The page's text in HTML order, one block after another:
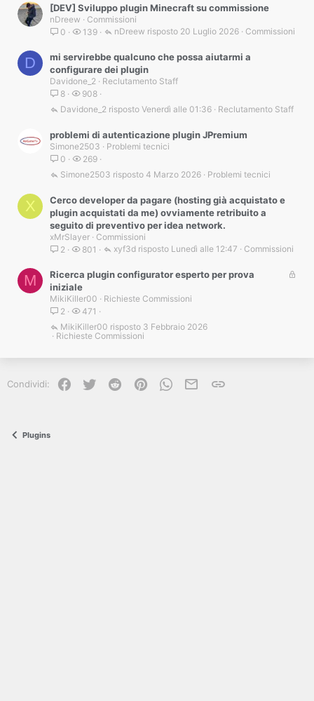
[DEV] Sviluppo plugin Minecraft su commissione
nDreew
Commissioni
0
139 Commissioni
20 Luglio 2026
nDreew
D
mi servirebbe qualcuno che possa aiutarmi a
configurare dei plugin
Davidone_2
Reclutamento Staff
8
908
Reclutamento Staff
Venerdì alle 01:36
Davidone_2
problemi di autenticazione plugin JPremium
Simone2503
Problemi tecnici
0
269
Problemi tecnici
4 Marzo 2026
Simone2503
X
Cerco developer da pagare (hosting già acquistato e
plugin acquistati da me) ovviamente retribuito a
seguito di preventivo per idea network.
xMrSlayer
Commissioni
2
801 Commissioni
Lunedì alle 12:47
xyf3d
M
Ricerca plugin configurator esperto per prova
iniziale
MikiKiller00
Richieste Commissioni
2
471
Richieste Commissioni
3 Febbraio 2026
MikiKiller00
Condividi: Facebook
Twitter Reddit PinterestWhatsApp
e-mailLink
Plugins